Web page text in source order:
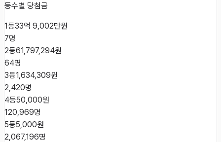
등수별 당첨금
1등33억 9,002만원
7명
2등61,797,294원
64명
3등1,634,309원
2,420명
4등50,000원
120,969명
5등5,000원
2,067,196명